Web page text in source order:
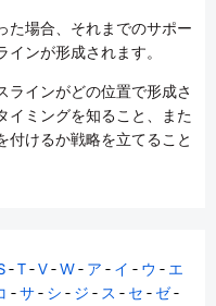
た場合、それまでのサポー
ンが形成されます。
ラインがどの位置で形成さ
イミングを知ること、また
付けるか戦略を立てること
-T-V-W- ア - イ - ウ - エ
-サ- シ - ジ - ス - セ - ゼ-